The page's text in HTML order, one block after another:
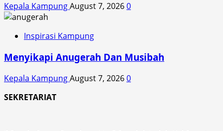
Kepala KampungAugust 7, 20260
Inspirasi Kampung
Menyikapi Anugerah Dan Musibah
Kepala KampungAugust 7, 20260
SEKRETARIAT